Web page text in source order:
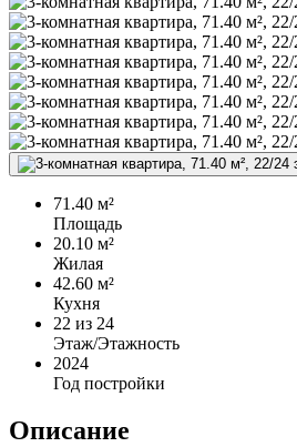
71.40 м²
Площадь
20.10 м²
Жилая
42.60 м²
Кухня
22 из 24
Этаж/Этажность
2024
Год постройки
Описание